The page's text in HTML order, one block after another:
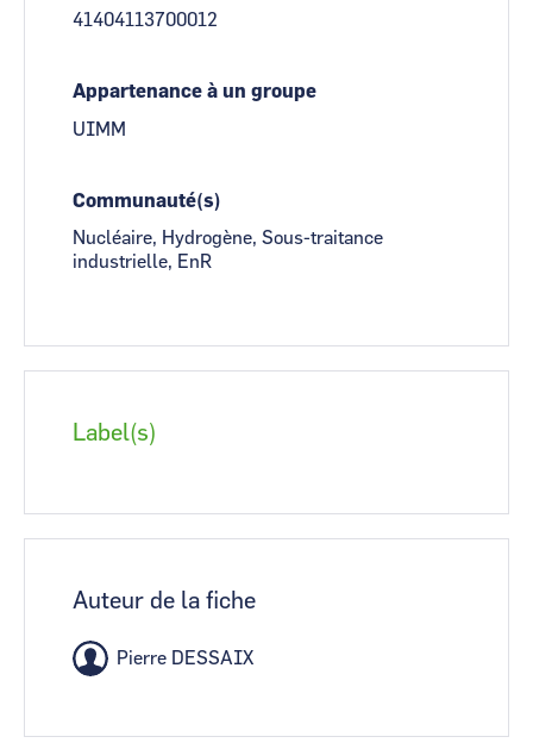
41404113700012
Appartenance à un groupe
UIMM
Communauté(s)
Nucléaire, Hydrogène, Sous-traitance
industrielle, EnR
Label(s)
Auteur de la fiche
Pierre DESSAIX